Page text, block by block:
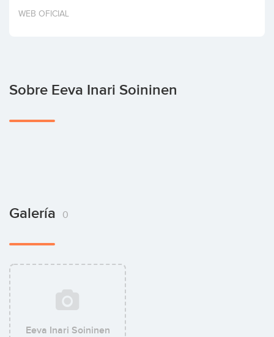
Invertir
WEB OFICIAL
Sobre Eeva Inari Soininen
Galería 0
Eeva Inari Soininen